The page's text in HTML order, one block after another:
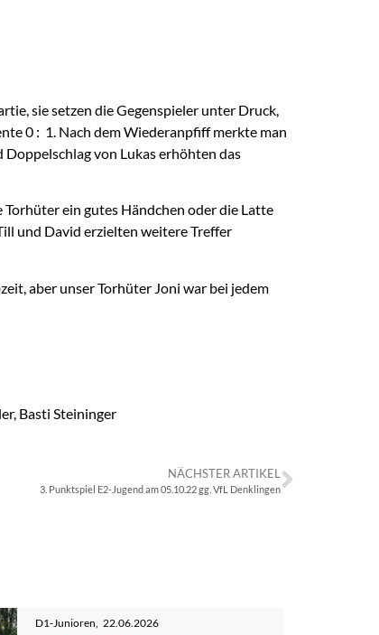
sie setzen die Gegenspieler unter Druck,
0 : 1. Nach dem Wiederanpfiff merkte man
von Lukas erhöhten das
ein gutes Händchen oder die Latte
und David erzielten weitere Treffer
aber unser Torhüter Joni war bei jedem
Basti Steininger
NÄCHSTER ARTIKEL
3. Punktspiel E2-Jugend am 05.10.22 gg. VfL Denklingen
D1-Junioren 22.06.2026